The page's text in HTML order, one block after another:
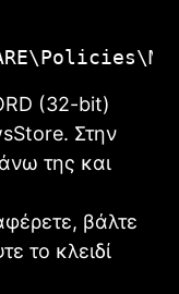
(32-bit)
Στην
της και
βάλτε
το κλειδί